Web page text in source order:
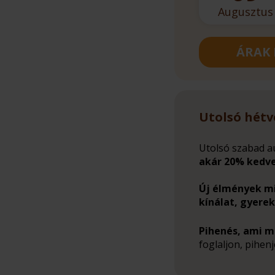
Augusztus
ÁRAK
Utolsó
Utolsó szabad
akár 20%
Új élmények
kínálat,
Pihenés, ami
foglaljon,